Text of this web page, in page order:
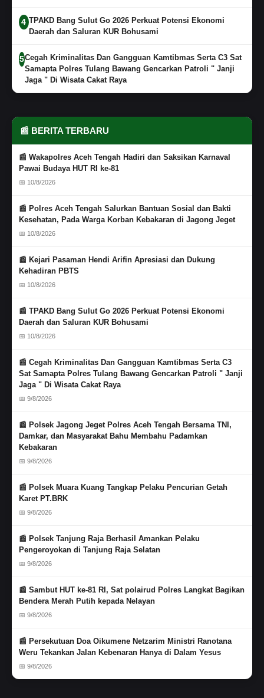
4 TPAKD Bang Sulut Go 2026 Perkuat Potensi Ekonomi
Daerah dan Saluran KUR Bohusami
5Cegah Kriminalitas Dan Gangguan Kamtibmas Serta C3 Sat
Samapta Polres Tulang Bawang Gencarkan Patroli " Janji
Jaga " Di Wisata Cakat Raya
📰 BERITA TERBARU
📰 Wakapolres Aceh Tengah Hadiri dan Saksikan Karnaval
Pawai Budaya HUT RI ke-81
📅 10/8/2026
📰 Polres Aceh Tengah Salurkan Bantuan Sosial dan Bakti
Kesehatan, Pada Warga Korban Kebakaran di Jagong Jeget
📅 10/8/2026
📰 Kejari Pasaman Hendi Arifin Apresiasi dan Dukung
Kehadiran PBTS
📅 10/8/2026
📰 TPAKD Bang Sulut Go 2026 Perkuat Potensi Ekonomi
Daerah dan Saluran KUR Bohusami
📅 10/8/2026
📰 Cegah Kriminalitas Dan Gangguan Kamtibmas Serta C3
Sat Samapta Polres Tulang Bawang Gencarkan Patroli " Janji
Jaga " Di Wisata Cakat Raya
📅 9/8/2026
📰 Polsek Jagong Jeget Polres Aceh Tengah Bersama TNI,
Damkar, dan Masyarakat Bahu Membahu Padamkan
Kebakaran
📅 9/8/2026
📰 Polsek Muara Kuang Tangkap Pelaku Pencurian Getah
Karet PT.BRK
📅 9/8/2026
📰 Polsek Tanjung Raja Berhasil Amankan Pelaku
Pengeroyokan di Tanjung Raja Selatan
📅 9/8/2026
📰 Sambut HUT ke-81 RI, Sat polairud Polres Langkat Bagikan
Bendera Merah Putih kepada Nelayan
📅 9/8/2026
📰 Persekutuan Doa Oikumene Netzarim Ministri Ranotana
Weru Tekankan Jalan Kebenaran Hanya di Dalam Yesus
📅 9/8/2026